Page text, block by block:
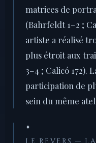
matrices de
(Bahrfeldt 1–2 ;
artiste a réalisé
plus étroit aux
3–4 ; Calicó 172).
participation de
sein du même
✦